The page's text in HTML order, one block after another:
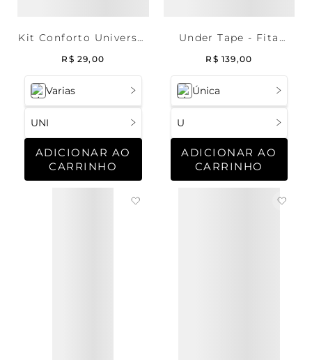
Varias
UNI
ADICIONAR AO
CARRINHO
Kit Conforto Universal
- 3 Extensores de
Sutiã 3/2 Largo
R$ 29,00
Única
U
ADICIONAR AO
CARRINHO
Under Tape - Fita
Multiuso para decotes
R$ 139,00